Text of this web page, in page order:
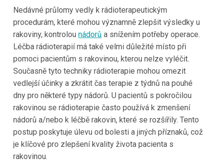
Nedávné průlomy vedly k rádioterapeutickým
procedurám, které mohou významně zlepšit výsledky u
rakoviny, kontrolou nádorů a snížením potřeby operace.
Léčba rádioterapií má také velmi důležité místo při
pomoci pacientům s rakovinou, kterou nelze vyléčit.
Současně tyto techniky rádioterapie mohou omezit
vedlejší účinky a zkrátit čas terapie z týdnů na pouhé
dny pro některé typy nádorů. U pacientů s pokročilou
rakovinou se rádioterapie často používá k zmenšení
nádorů a/nebo k léčbě rakovin, které se rozšířily. Tento
postup poskytuje úlevu od bolesti a jiných příznaků, což
je klíčové pro zlepšení kvality života pacienta s
rakovinou.